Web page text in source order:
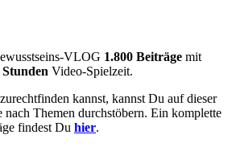
VLOG 1.800 Beiträge mit
Stunden Video-Spielzeit.
kannst, kannst Du auf dieser
Themen durchstöbern. Ein komplette
findest Du hier.